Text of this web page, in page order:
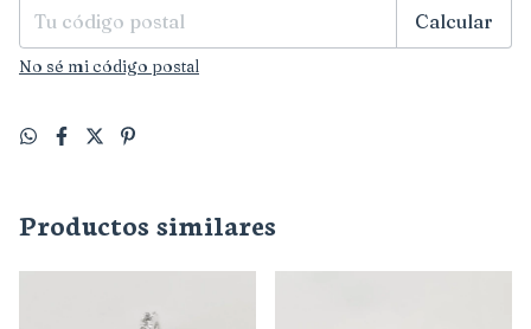
Calcular
No sé mi código postal
Productos similares